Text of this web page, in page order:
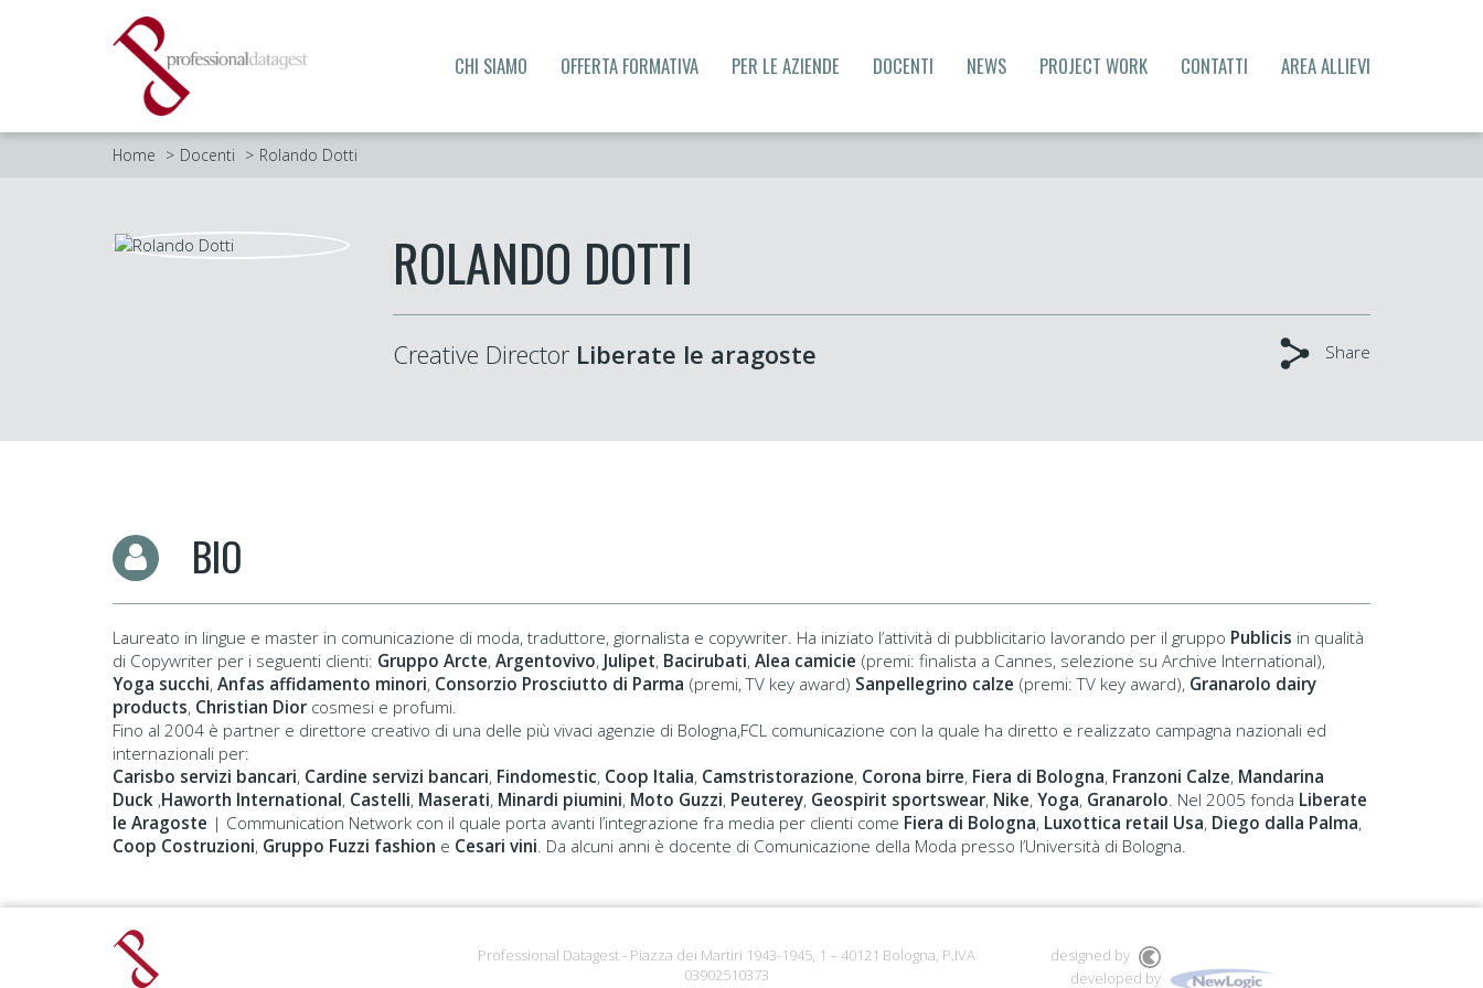
CHI SIAMO OFFERTA FORMATIVA PER LE AZIENDE DOCENTI NEWS PROJECT WORK CONTATTI AREA ALLIEVI
Home Docenti Rolando Dotti
ROLANDO DOTTI
Creative DirectorLiberate le aragoste Share
BIO
Laureato in lingue e master in comunicazione di moda, traduttore, giornalista e copywriter. Ha iniziato l’attività di pubblicitario lavorando per il gruppo Publicis in qualità
di Copywriter per i seguenti clienti: Gruppo Arcte, Argentovivo, Julipet, Bacirubati, Alea camicie (premi: finalista a Cannes, selezione su Archive International),
Yoga succhi, Anfas affidamento minori, Consorzio Prosciutto di Parma (premi, TV key award) Sanpellegrino calze (premi: TV key award), Granarolo dairy
products, Christian Dior cosmesi e profumi.
Fino al 2004 è partner e direttore creativo di una delle più vivaci agenzie di Bologna,FCL comunicazione con la quale ha diretto e realizzato campagna nazionali ed
internazionali per:
Carisbo servizi bancari, Cardine servizi bancari, Findomestic, Coop Italia, Camstristorazione, Corona birre, Fiera di Bologna, Franzoni Calze, Mandarina
Duck ,Haworth International, Castelli, Maserati, Minardi piumini, Moto Guzzi, Peuterey, Geospirit sportswear, Nike, Yoga, Granarolo. Nel 2005 fonda Liberate
le Aragoste | Communication Network con il quale porta avanti l’integrazione fra media per clienti come Fiera di Bologna, Luxottica retail Usa, Diego dalla Palma,
Coop Costruzioni, Gruppo Fuzzi fashion e Cesari vini. Da alcuni anni è docente di Comunicazione della Moda presso l’Università di Bologna.
Professional Datagest - Piazza dei Martiri 1943-1945, 1 – 40121 Bologna, P.IVA
03902510373
designed by
developed by